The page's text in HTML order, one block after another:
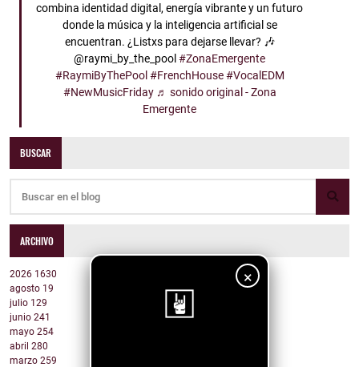
×
combina identidad digital, energía vibrante y un futuro
donde la música y la inteligencia artificial se
encuentran. ¿Listxs para dejarse llevar? 🎶
@raymi_by_the_pool #ZonaEmergente
#RaymiByThePool #FrenchHouse #VocalEDM
#NewMusicFriday ♬ sonido original - Zona
Emergente
BUSCAR
ARCHIVO
2026 1630
agosto 19
julio 129
junio 241
mayo 254
abril 280
marzo 259